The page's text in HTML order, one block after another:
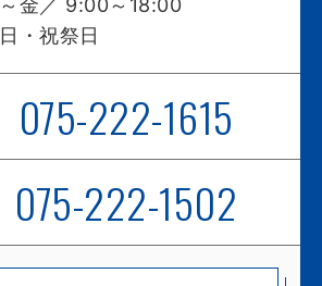
・祝祭日
075-222-1615
075-222-1502